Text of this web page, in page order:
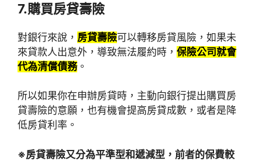
7.購買房貸壽險
對銀行來說， 房貸壽險可以轉移房貸風險，如果未
來貸款人出意外，導致無法履約時， 保險公司就會
代為清償債務。
所以如果你在申辦房貸時，主動向銀行提出購買房
貸壽險的意願，也有機會提高房貸成數，或者是降
低房貸利率。
※房貸壽險又分為平準型和遞減型，前者的保費較